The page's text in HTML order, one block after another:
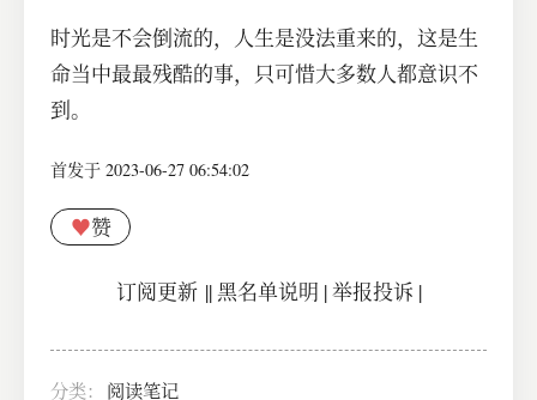
时光是不会倒流的，人生是没法重来的，这是生
命当中最最残酷的事，只可惜大多数人都意识不
到。
首发于 2023-06-27 06:54:02
♥赞
订阅更新||黑名单说明 |举报投诉 |
分类：
阅读笔记